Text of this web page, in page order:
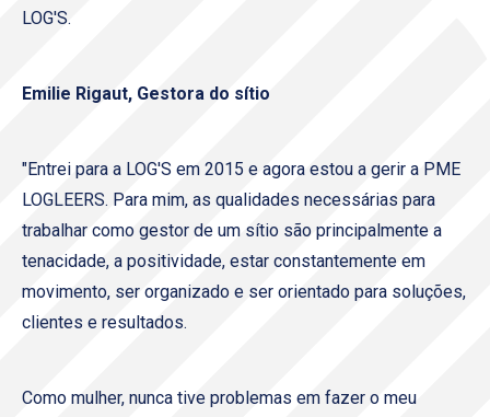
LOG'S.
Emilie Rigaut, Gestora do sítio
"Entrei para a LOG'S em 2015 e agora estou a gerir a PME
LOGLEERS. Para mim, as qualidades necessárias para
trabalhar como gestor de um sítio são principalmente a
tenacidade, a positividade, estar constantemente em
movimento, ser organizado e ser orientado para soluções,
clientes e resultados.
Como mulher, nunca tive problemas em fazer o meu